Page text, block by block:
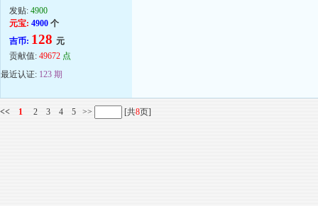
发贴: 4900
元宝: 4900 个
吉币: 128 元
贡献值: 49672 点
最近认证: 123 期
<< 1 2 3 4 5 >> [共8页]